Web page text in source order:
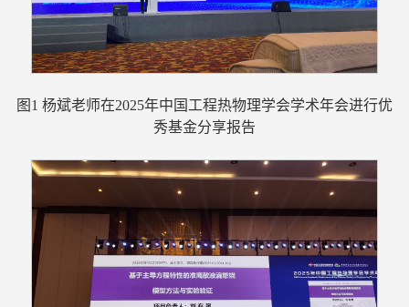
图1 杨斌老师在2025年中国工程热物理学会学术年会进行优
秀基金分享报告